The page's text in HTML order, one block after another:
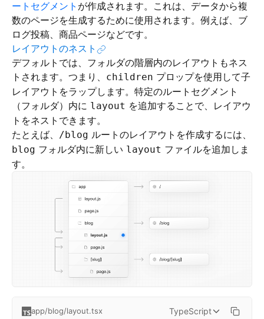
ートセグメント が作成されます。これは、データから複
数のページを生成するために使用されます。例えば、ブ
ログ投稿、商品ページなどです。
レイアウトのネスト
デフォルトでは、フォルダの階層内のレイアウトもネス
トされます。つまり、 children プロップを使用して子
レイアウトをラップします。特定のルートセグメント
（フォルダ）内に layout を追加することで、レイアウ
トをネストできます。
たとえば、 /blog ルートのレイアウトを作成するには、
blog フォルダ内に新しい layout ファイルを追加しま
す。
app/blog/layout.tsx TypeScript